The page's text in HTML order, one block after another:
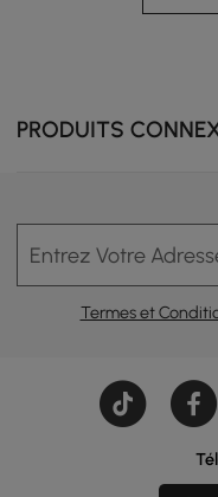
transpirer ; le
tressé vous
ajoutant de l'élégance.
PRODUITS
Entrez Votre
Termes et